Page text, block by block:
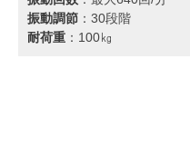
振動調節 ：30段階
耐荷重 ：100㎏